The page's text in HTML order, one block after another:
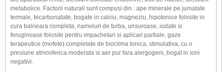
metabolice. Factorii naturali sunt compusi din : ape minerale pe jumatate
termale, bicarbonatate, bogate in calciu, magneziu, hipotonice folosite in
cura balneara completa, namoluri de turba, unsuroase, iodate si
feruginoase folosite pentru impachetari si aplicari partiale, gaze
terapeutice (mofete) completate de bioclima tonica, stimulativa, cu o
presiune atmosferica moderata si aer pur fara alergogeni, bogat in ioni
negativi.